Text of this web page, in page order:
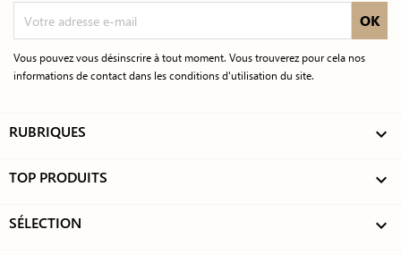
Vous pouvez vous désinscrire à tout moment. Vous trouverez pour cela nos
informations de contact dans les conditions d'utilisation du site.
RUBRIQUES 
TOP PRODUITS 
SÉLECTION 